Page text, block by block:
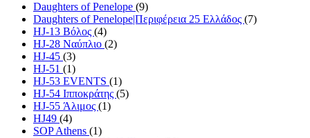
Daughters of Penelope (9)
Daughters of Penelope|Περιφέρεια 25 Ελλάδος (7)
HJ-13 Βόλος (4)
HJ-28 Ναύπλιο (2)
HJ-45 (3)
HJ-51 (1)
HJ-53 EVENTS (1)
HJ-54 Ιπποκράτης (5)
HJ-55 Άλιμος (1)
HJ49 (4)
SOP Athens (1)